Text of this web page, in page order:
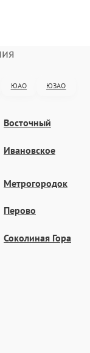
ЮАО ЮЗАО
Восточный
Ивановское
Метрогородок
Перово
Соколиная Гора